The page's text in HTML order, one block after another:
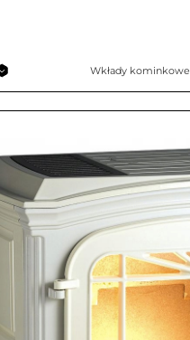
Wkłady kominkowe